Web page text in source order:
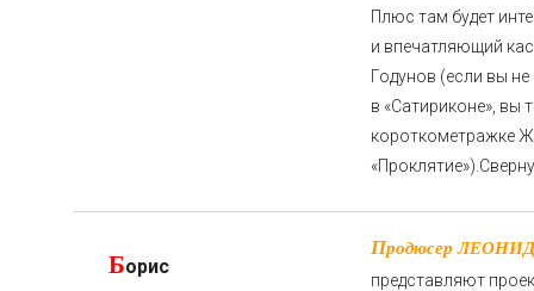
Плюс там будет
и впечатляющий
Годунов (если вы
в «Сатириконе», вы
короткометражке
«Проклятие»).
Борис
Продюсер ЛЕОНИД РОБЕРМАН и МУЗЕЙ МОСКВЫ
представляют